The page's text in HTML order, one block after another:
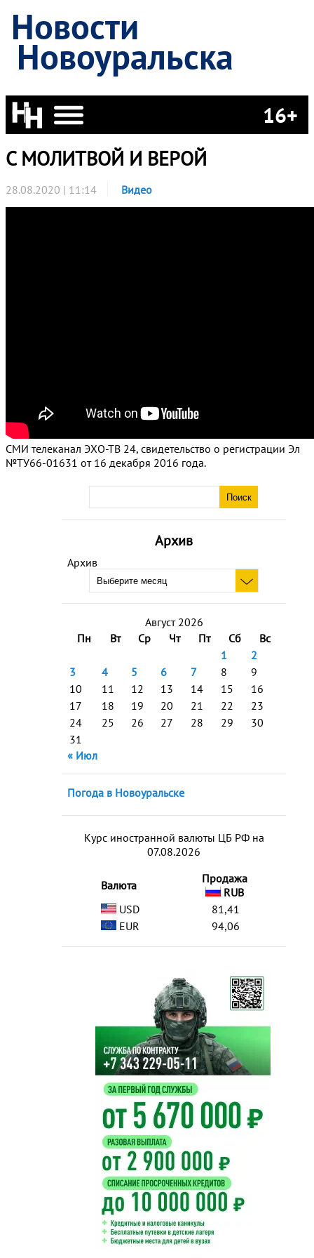
Новости
Новоуральска
16+
Архив
Архив
Август 2026
Пн
Вт Ср Чт Пт Сб
Вс
1
2
3
4 5 6 7 8
9
10
11 12 13 14 15
16
17
18 19 20 21 22
23
24
25 26 27 28 29
30
31
« Июл
Погода в Новоуральске
Курс иностранной валюты ЦБ РФ на
07.08.2026
Валюта
Продажа
RUB
USD
81,41
EUR
94,06
С МОЛИТВОЙ И ВЕРОЙ
28.08.2020 | 11:14 Видео
СМИ телеканал ЭХО-ТВ 24, свидетельство о регистрации Эл
№ТУ66-01631 от 16 декабря 2016 года.